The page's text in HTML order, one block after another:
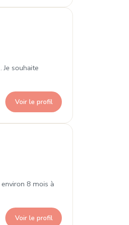
souhaite
Voir le profil
8 mois à
Voir le profil